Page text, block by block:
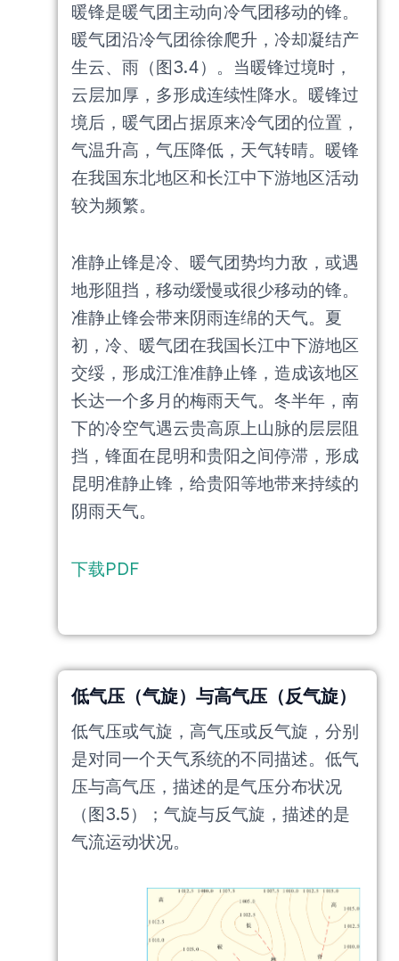
暖锋是暖气团主动向冷气团移动的锋。
暖气团沿冷气团徐徐爬升，冷却凝结产
生云、雨（图3.4）。当暖锋过境时，
云层加厚，多形成连续性降水。暖锋过
境后，暖气团占据原来冷气团的位置，
气温升高，气压降低，天气转晴。暖锋
在我国东北地区和长江中下游地区活动
较为频繁。
准静止锋是冷、暖气团势均力敌，或遇
地形阻挡，移动缓慢或很少移动的锋。
准静止锋会带来阴雨连绵的天气。夏
初，冷、暖气团在我国长江中下游地区
交绥，形成江淮准静止锋，造成该地区
长达一个多月的梅雨天气。冬半年，南
下的冷空气遇云贵高原上山脉的层层阻
挡，锋面在昆明和贵阳之间停滞，形成
昆明准静止锋，给贵阳等地带来持续的
阴雨天气。
下载PDF
低气压（气旋）与高气压（反气旋）
低气压或气旋，高气压或反气旋，分别
是对同一个天气系统的不同描述。低气
压与高气压，描述的是气压分布状况
（图3.5）；气旋与反气旋，描述的是
气流运动状况。